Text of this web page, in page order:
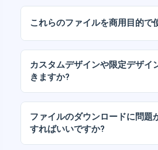
パッケージには、AIまたは
れています。
これらのファイルを商用目的で
（変更せずに）再販しないこ
個人ライセンスと商用ライセ
ます。
カスタムデザインや限定デザイ
きますか?
ます。お気軽にお問い合わせ
をお伝えください。
ファイルのダウンロードに問題
すればいいですか?